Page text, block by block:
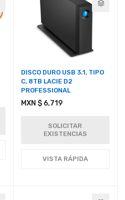
DISCO DURO USB 3.1, TIPO
C, 8TB LACIE D2
PROFESSIONAL
MXN $ 6,719
SOLICITAR
EXISTENCIAS
VISTA RÁPIDA